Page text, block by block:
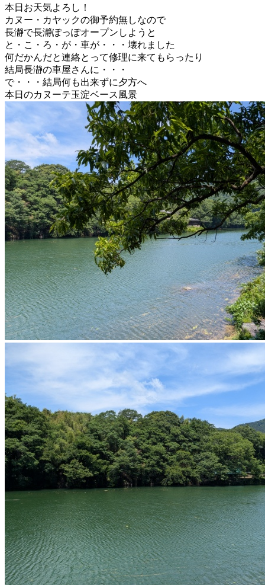
本日お天気よろし！
カヌー・カヤックの御予約無しなので
長瀞で長瀞ぽっぽオープンしようと
と・こ・ろ・が・車が・・・壊れました
何だかんだと連絡とって修理に来てもらったり
結局長瀞の車屋さんに・・・
で・・・結局何も出来ずに夕方へ
本日のカヌーテ玉淀ベース風景